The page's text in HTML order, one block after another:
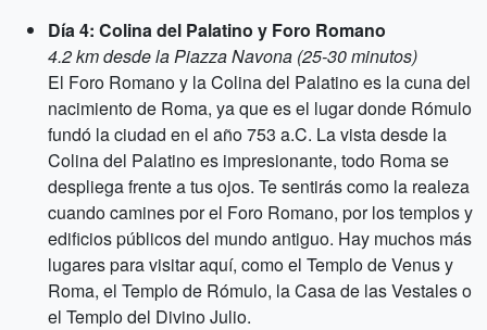
Día 4: Colina del Palatino y Foro Romano
4.2 km desde la Piazza Navona (25-30 minutos)
El Foro Romano y la Colina del Palatino es la cuna del
nacimiento de Roma, ya que es el lugar donde Rómulo
fundó la ciudad en el año 753 a.C. La vista desde la
Colina del Palatino es impresionante, todo Roma se
despliega frente a tus ojos. Te sentirás como la realeza
cuando camines por el Foro Romano, por los templos y
edificios públicos del mundo antiguo. Hay muchos más
lugares para visitar aquí, como el Templo de Venus y
Roma, el Templo de Rómulo, la Casa de las Vestales o
el Templo del Divino Julio.